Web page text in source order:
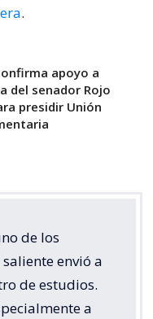
.
apoyo a
del senador Rojo
presidir Unión
de los
envió a
de estudios.
a